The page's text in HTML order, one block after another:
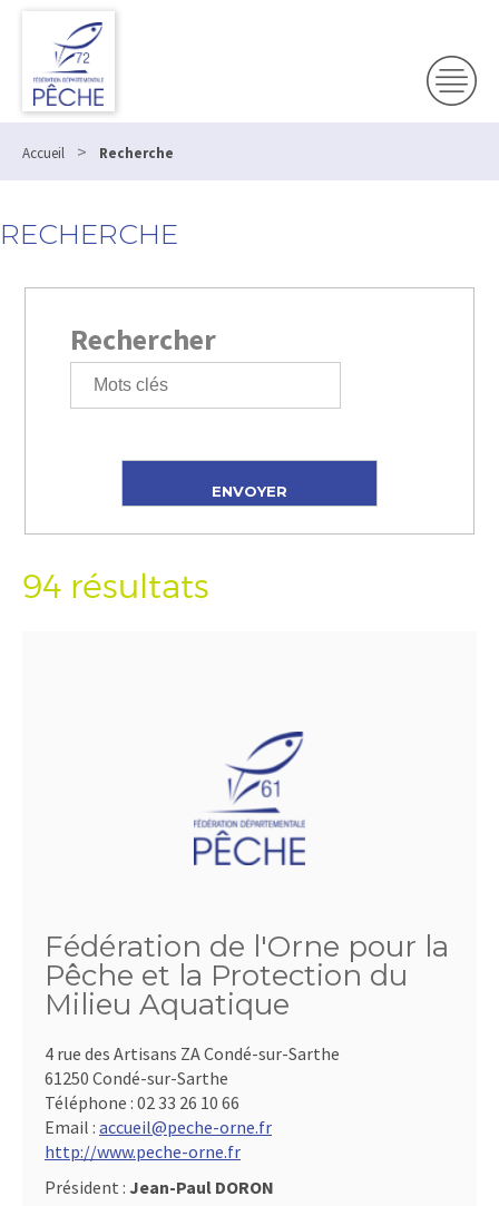
Accueil > Recherche
RECHERCHE
Rechercher
94 résultats
Fédération de l'Orne pour la
Pêche et la Protection du
Milieu Aquatique
4 rue des Artisans ZA Condé-sur-Sarthe
61250 Condé-sur-Sarthe
Téléphone : 02 33 26 10 66
Email : accueil@peche-orne.fr
http://www.peche-orne.fr
Président : Jean-Paul DORON